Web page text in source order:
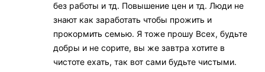
без работы и тд. Повышение цен и тд. Люди не
знают как заработать чтобы прожить и
прокормить семью. Я тоже прошу Всех, будьте
добры и не сорите, вы же завтра хотите в
чистоте ехать, так вот сами будьте чистыми.